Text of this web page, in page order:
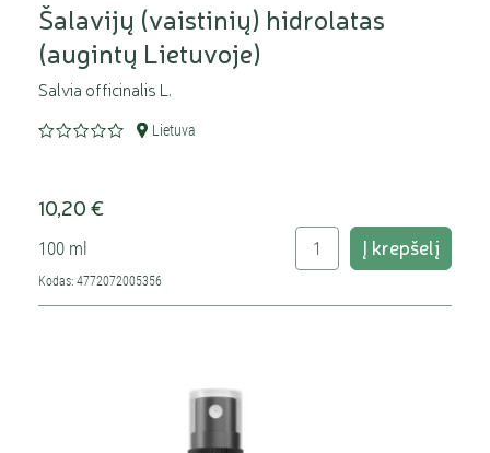
Šalavijų (vaistinių) hidrolatas
(augintų Lietuvoje)
Salvia officinalis L.
Lietuva
10,20 €
100 ml Į krepšelį
Kodas: 4772072005356